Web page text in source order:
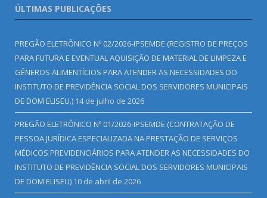
ÚLTIMAS PUBLICAÇÕES
PREGÃO ELETRÔNICO Nº 02/2026-IPSEMDE (REGISTRO DE PREÇOS
PARA FUTURA E EVENTUAL AQUISIÇÃO DE MATERIAL DE LIMPEZA E
GÊNEROS ALIMENTÍCIOS PARA ATENDER AS NECESSIDADES DO
INSTITUTO DE PREVIDÊNCIA SOCIAL DOS SERVIDORES MUNICIPAIS
DE DOM ELISEU.) 14 de julho de 2026
PREGÃO ELETRÔNICO Nº 01/2026-IPSEMDE (CONTRATAÇÃO DE
PESSOA JURÍDICA ESPECIALIZADA NA PRESTAÇÃO DE SERVIÇOS
MÉDICOS PREVIDENCIÁRIOS PARA ATENDER AS NECESSIDADES DO
INSTITUTO DE PREVIDÊNCIA SOCIAL DOS SERVIDORES MUNICIPAIS
DE DOM ELISEU) 10 de abril de 2026